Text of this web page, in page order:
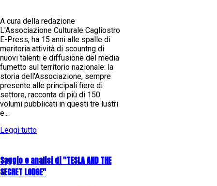
A cura della redazione
L'Associazione Culturale Cagliostro
E-Press, ha 15 anni alle spalle di
meritoria attività di scountng di
nuovi talenti e diffusione del media
fumetto sul territorio nazionale: la
storia dell'Associazione, sempre
presente alle principali fiere di
settore, racconta di più di 150
volumi pubblicati in questi tre lustri
e...
Leggi tutto
Saggio e analisi di "TESLA AND THE
SECRET LODGE"